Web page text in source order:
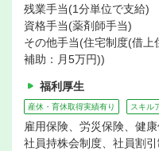
残業手当(1分単位で支給)
資格手当(薬剤師手当)
その他手当(住宅制度(借
補助：月5万円))
福利厚生
産休・育休取得実績有り スキル
雇用保険、労災保険、健
社員持株会制度、社員割